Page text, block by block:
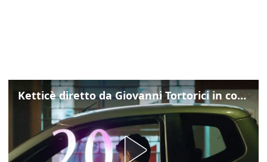
Ketticè diretto da Giovanni Tortorici in concorso al Locarno Film Festival